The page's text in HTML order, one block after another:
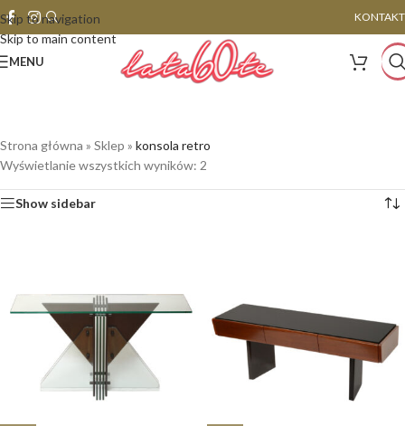
Skip to navigation
Skip to main content
KONTAKT
MENU
Strona główna » Sklep » konsola retro
Wyświetlanie wszystkich wyników: 2
Show sidebar